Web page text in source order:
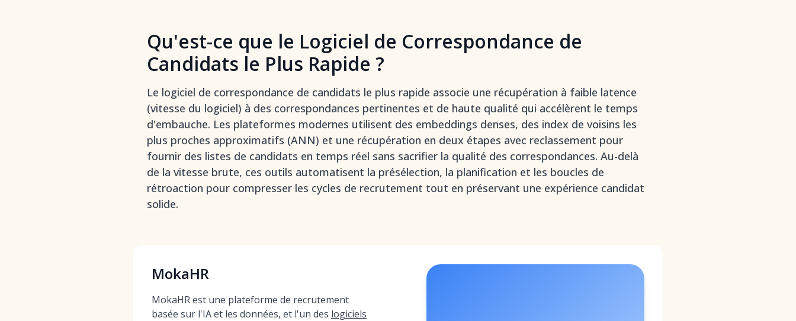
Qu'est-ce que le Logiciel de Correspondance de
Candidats le Plus Rapide ?
Le logiciel de correspondance de candidats le plus rapide associe une récupération à faible latence
(vitesse du logiciel) à des correspondances pertinentes et de haute qualité qui accélèrent le temps
d'embauche. Les plateformes modernes utilisent des embeddings denses, des index de voisins les
plus proches approximatifs (ANN) et une récupération en deux étapes avec reclassement pour
fournir des listes de candidats en temps réel sans sacrifier la qualité des correspondances. Au-delà
de la vitesse brute, ces outils automatisent la présélection, la planification et les boucles de
rétroaction pour compresser les cycles de recrutement tout en préservant une expérience candidat
solide.
MokaHR
MokaHR est une plateforme de recrutement
basée sur l'IA et les données, et l'un des logiciels